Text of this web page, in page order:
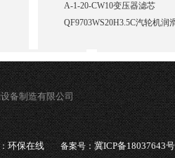
A-1-20-CW10变压器滤芯
QF9703WS20H3.5C汽轮机润
备制造有限公司
环保在线 备案号：冀ICP备18037643